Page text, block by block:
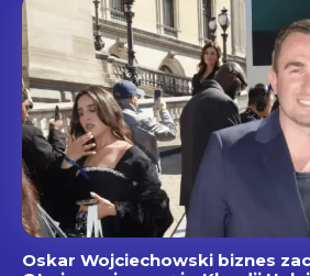
Oskar Wojciechowski biznes